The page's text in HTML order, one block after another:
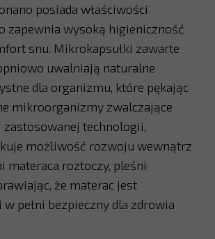
posiada właściwości
zapewnia wysoką higieniczność
snu. Mikrokapsułki zawarte
uwalniają naturalne
dla organizmu, które pękając
mikroorganizmy zwalczające
zastosowanej technologii,
możliwość rozwoju wewnątrz
materaca roztoczy, pleśni
że materac jest
pełni bezpieczny dla zdrowia